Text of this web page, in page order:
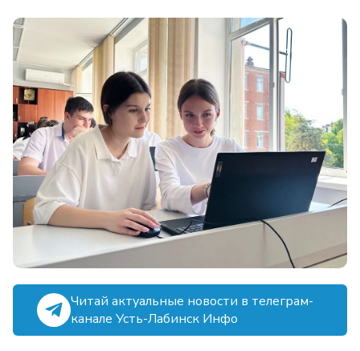
Читай актуальные новости в телеграм-
канале Усть-Лабинск Инфо